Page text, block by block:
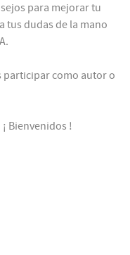
para mejorar tu
tus dudas de la mano
participar como autor o
¡ Bienvenidos !